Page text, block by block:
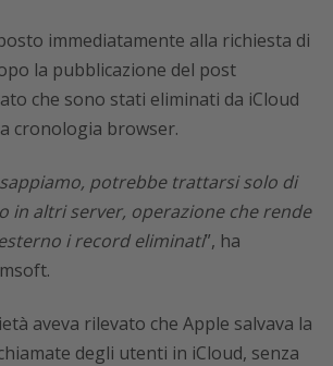
immediatamente alla richiesta di
la pubblicazione del post
che sono stati eliminati da iCloud
cronologia browser.
potrebbe trattarsi solo di
in altri server, operazione che rende
i record eliminati”, ha
aveva rilevato che Apple salvava la
degli utenti in iCloud, senza